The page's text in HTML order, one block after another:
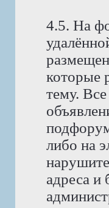
4.5. На
которые
тему.
либо на
адреса и